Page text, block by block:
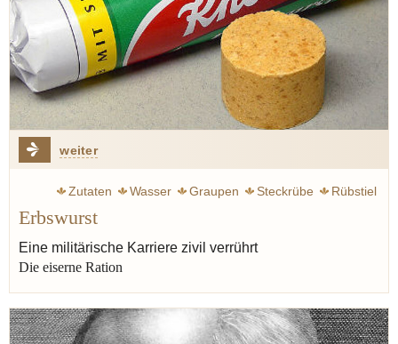
weiter
Zutaten Wasser Graupen Steckrübe
Rübstiel
Gulasch
Speck
Erbswurst Erbsen Jünger Ernst
Erbswurst
Eine militärische Karriere zivil verrührt
Die eiserne Ration